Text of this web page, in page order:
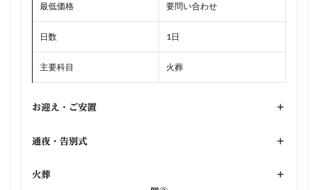
最低価格 要問い合わせ
日数 1日
主要科目 火葬
お迎え・ご安置 +
通夜・告別式 +
火葬
+